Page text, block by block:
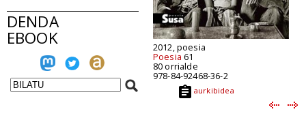
DENDA
EBOOK 2012, poesia
Poesia 61
80 orrialde
978-84-92468-36-2
aurkibidea